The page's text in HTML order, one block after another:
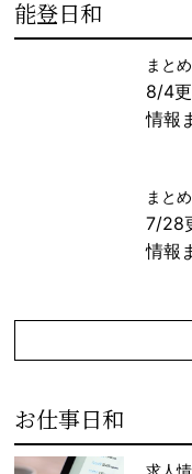
能登日和
まとめ
8/4
情報
まとめ
7/28
情報
お仕事日和